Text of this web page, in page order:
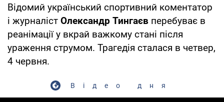
Відомий український спортивний коментатор
і журналіст Олександр Тингаєв перебуває в
реанімації у вкрай важкому стані після
ураження струмом. Трагедія сталася в четвер,
4 червня.
Відео дня